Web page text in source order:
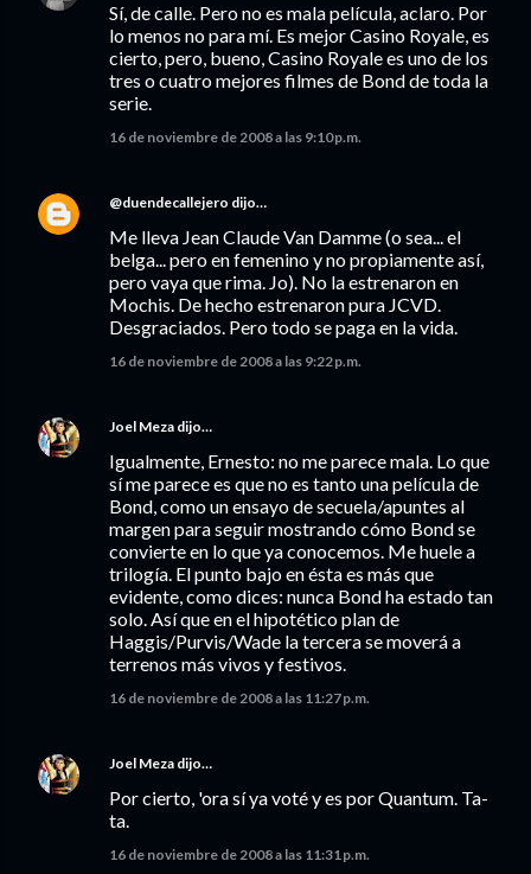
Sí, de calle. Pero no es mala película, aclaro. Por
lo menos no para mí. Es mejor Casino Royale, es
cierto, pero, bueno, Casino Royale es uno de los
tres o cuatro mejores filmes de Bond de toda la
serie.
16 de noviembre de 2008 a las 9:10 p.m.
@duendecallejero dijo…
Me lleva Jean Claude Van Damme (o sea... el
belga... pero en femenino y no propiamente así,
pero vaya que rima. Jo). No la estrenaron en
Mochis. De hecho estrenaron pura JCVD.
Desgraciados. Pero todo se paga en la vida.
16 de noviembre de 2008 a las 9:22 p.m.
Joel Meza dijo…
Igualmente, Ernesto: no me parece mala. Lo que
sí me parece es que no es tanto una película de
Bond, como un ensayo de secuela/apuntes al
margen para seguir mostrando cómo Bond se
convierte en lo que ya conocemos. Me huele a
trilogía. El punto bajo en ésta es más que
evidente, como dices: nunca Bond ha estado tan
solo. Así que en el hipotético plan de
Haggis/Purvis/Wade la tercera se moverá a
terrenos más vivos y festivos.
16 de noviembre de 2008 a las 11:27 p.m.
Joel Meza dijo…
Por cierto, 'ora sí ya voté y es por Quantum. Ta-
ta.
16 de noviembre de 2008 a las 11:31 p.m.